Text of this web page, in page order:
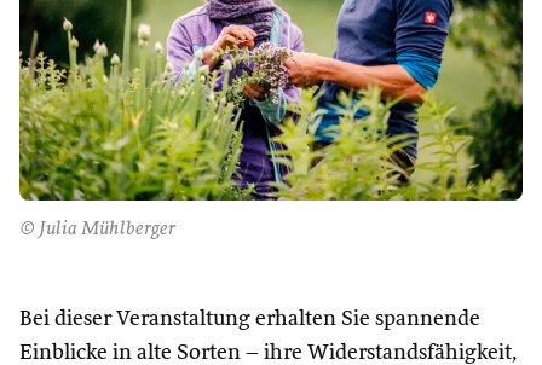
© Julia Mühlberger
Bei dieser Veranstaltung erhalten Sie spannende
Einblicke in alte Sorten – ihre Widerstandsfähigkeit,